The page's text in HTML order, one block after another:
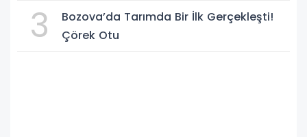
3
Bozova’da Tarımda Bir İlk Gerçekleşti!
Çörek Otu